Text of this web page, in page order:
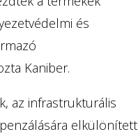
és
Kaniber.
az infrastrukturális
elkülönített